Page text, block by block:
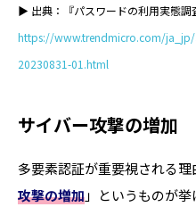
▶ 出典：『パスワードの利用実態調
https://www.trendmicro.com/
20230831-01.html
サイバー攻撃の増加
多要素認証が重要視される
攻撃の増加」というものが挙